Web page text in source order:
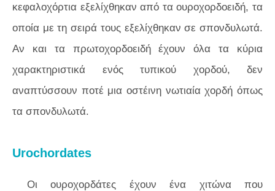
κεφαλοχόρτια εξελίχθηκαν από τα ουροχορδοειδή, τα
οποία με τη σειρά τους εξελίχθηκαν σε σπονδυλωτά.
Αν και τα πρωτοχορδοειδή έχουν όλα τα κύρια
χαρακτηριστικά ενός τυπικού χορδού, δεν
αναπτύσσουν ποτέ μια οστέινη νωτιαία χορδή όπως
τα σπονδυλωτά.
Urochordates
Οι ουροχορδάτες έχουν ένα χιτώνα που